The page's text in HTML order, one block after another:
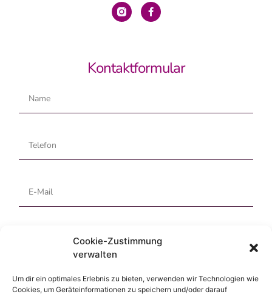
Cookie-Zustimmung
verwalten
Um dir ein optimales Erlebnis zu bieten, verwenden wir Technologien wie
Cookies, um Geräteinformationen zu speichern und/oder darauf
Kontaktformular